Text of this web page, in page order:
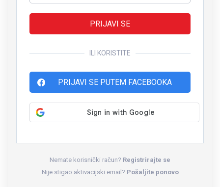
PRIJAVI SE
ILI KORISTITE
PRIJAVI SE PUTEM FACEBOOKA
Nemate korisnički račun? Registrirajte se
Nije stigao aktivacijski email? Pošaljite ponovo